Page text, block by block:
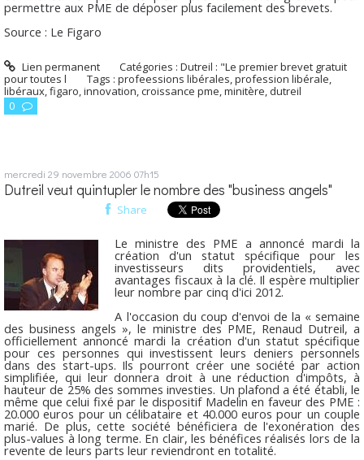
permettre aux PME de déposer plus facilement des brevets.
Source : Le Figaro
Lien permanent Catégories :Dutreil : "Le premier brevet gratuit
pour toutes l
Tags : profeessions libérales profession libérale
libéraux figaro innovation croissance pme minitère dutreil
0
mercredi 29 novembre 2006 07h15
Dutreil veut quintupler le nombre des "business angels"
Share
Le ministre des PME a annoncé mardi la
création d'un statut spécifique pour les
investisseurs dits providentiels, avec
avantages fiscaux à la clé. Il espère multiplier
leur nombre par cinq d'ici 2012.
A l'occasion du coup d'envoi de la « semaine
des business angels », le ministre des PME, Renaud Dutreil, a
officiellement annoncé mardi la création d'un statut spécifique
pour ces personnes qui investissent leurs deniers personnels
dans des start-ups. Ils pourront créer une société par action
simplifiée, qui leur donnera droit à une réduction d'impôts, à
hauteur de 25% des sommes investies. Un plafond a été établi, le
même que celui fixé par le dispositif Madelin en faveur des PME :
20.000 euros pour un célibataire et 40.000 euros pour un couple
marié. De plus, cette société bénéficiera de l'exonération des
plus-values à long terme. En clair, les bénéfices réalisés lors de la
revente de leurs parts leur reviendront en totalité.